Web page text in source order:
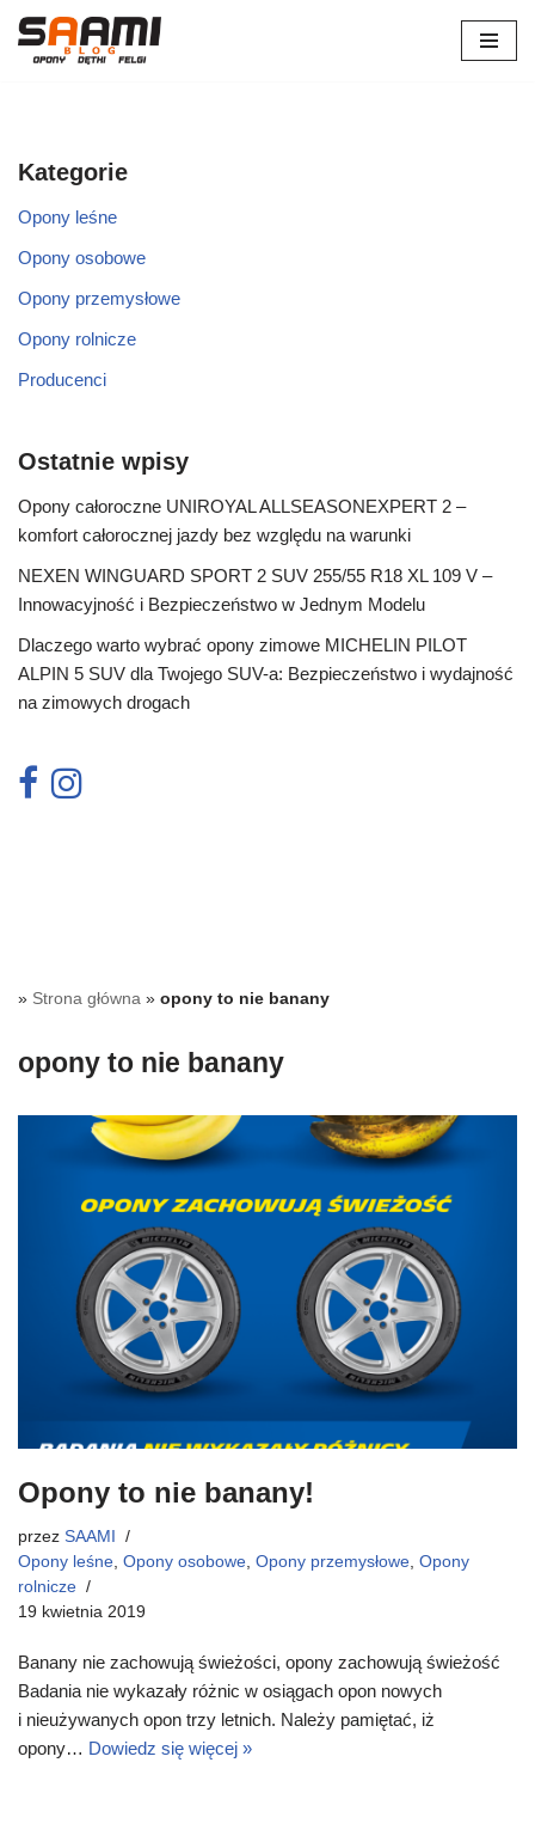
Przejdź
Kategorie
Opony leśne
Opony osobowe
Opony przemysłowe
Opony rolnicze
Producenci
Ostatnie wpisy
Opony całoroczne UNIROYAL ALLSEASONEXPERT 2 –
komfort całorocznej jazdy bez względu na warunki
NEXEN WINGUARD SPORT 2 SUV 255/55 R18 XL 109 V –
Innowacyjność i Bezpieczeństwo w Jednym Modelu
Dlaczego warto wybrać opony zimowe MICHELIN PILOT
ALPIN 5 SUV dla Twojego SUV-a: Bezpieczeństwo i wydajność
na zimowych drogach
» Strona główna » opony to nie banany
opony to nie banany
Opony to nie banany!
przez SAAMI
Opony leśne Opony osobowe Opony przemysłowe Opony
rolnicze
19 kwietnia 2019
Banany nie zachowują świeżości, opony zachowują świeżość
Badania nie wykazały różnic w osiągach opon nowych
i nieużywanych opon trzy letnich. Należy pamiętać, iż
opony… Dowiedz się więcej »